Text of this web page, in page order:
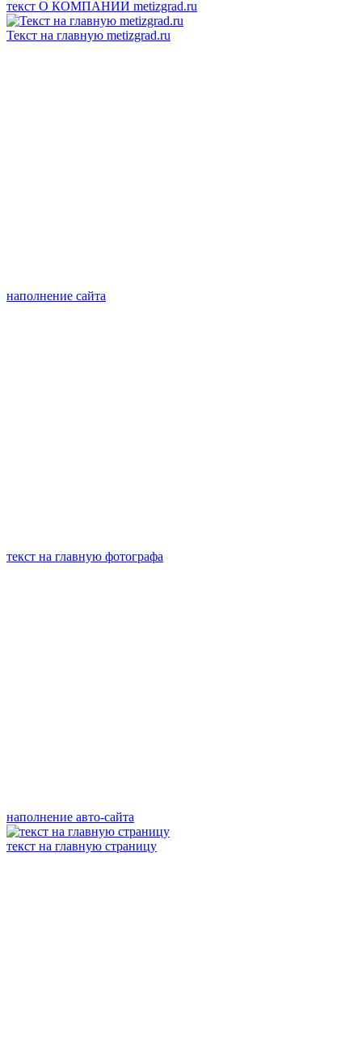
текст О КОМПАНИИ metizgrad.ru
Текст на главную metizgrad.ru
наполнение сайта
текст на главную фотографа
наполнение авто-сайта
текст на главную страницу